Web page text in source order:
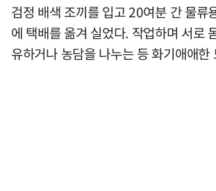
검정 배색 조끼를 입고 20여분 간 물류
에 택배를 옮겨 실었다. 작업하며 서로
유하거나 농담을 나누는 등 화기애애한